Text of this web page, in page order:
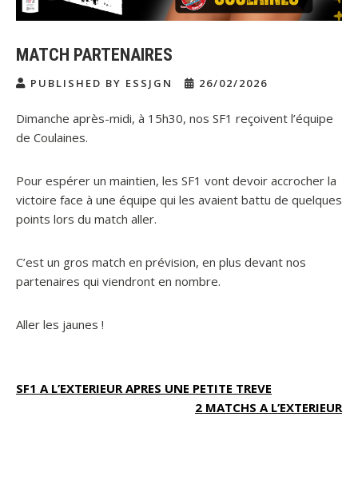
MATCH PARTENAIRES
PUBLISHED BY ESSJGN 26/02/2026
Dimanche après-midi, à 15h30, nos SF1 reçoivent l’équipe
de Coulaines.
Pour espérer un maintien, les SF1 vont devoir accrocher la
victoire face à une équipe qui les avaient battu de quelques
points lors du match aller.
C’est un gros match en prévision, en plus devant nos
partenaires qui viendront en nombre.
Aller les jaunes !
Navigation
SF1 A L’EXTERIEUR APRES UNE PETITE TREVE
2 MATCHS A L’EXTERIEUR